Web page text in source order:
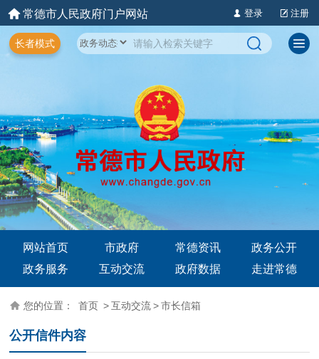
常德市人民政府门户网站 登录 注册
长者模式
网站首页 市政府 常德资讯
政务公开
政务服务
互动交流 政府数据 走进常德
您的位置： 首页 > 互动交流 > 市长信箱
公开信件内容